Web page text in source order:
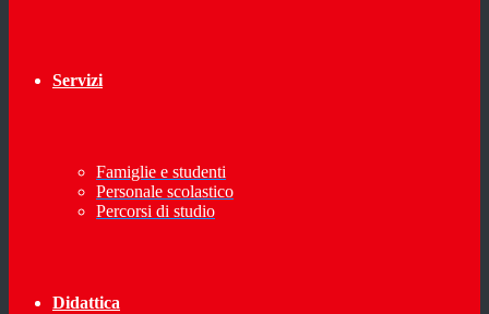
Servizi
Famiglie e studenti
Personale scolastico
Percorsi di studio
Didattica